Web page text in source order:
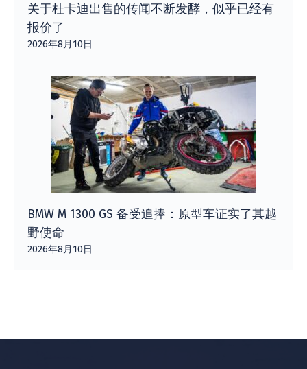
关于杜卡迪出售的传闻不断发酵，似乎已经有
报价了
2026年8月10日
BMW M 1300 GS 备受追捧：原型车证实了其越
野使命
2026年8月10日